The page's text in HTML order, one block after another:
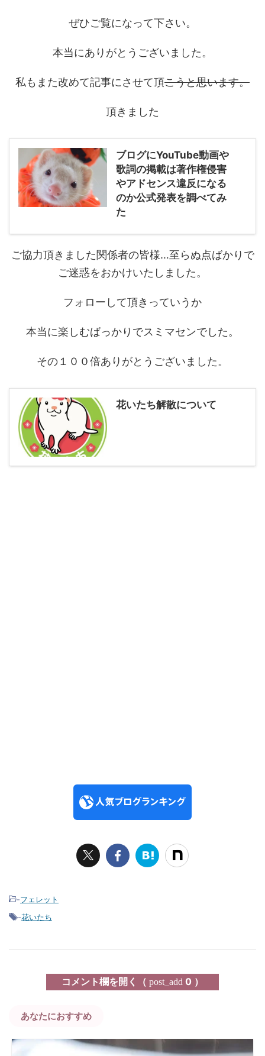
ぜひご覧になって下さい。
本当にありがとうございました。
私もまた改めて記事にさせて頂こうと思います。
頂きました
ブログにYouTube動画や
歌詞の掲載は著作権侵害
やアドセンス違反になる
のか公式発表を調べてみ
た
ご協力頂きました関係者の皆様…至らぬ点ばかりで
ご迷惑をおかけいたしました。
フォローして頂きっていうか
本当に楽しむばっかりでスミマセンでした。
その１００倍ありがとうございました。
花いたち解散について
-フェレット
-花いたち
コメント欄を開く（ post_add 0 ）
あなたにおすすめ